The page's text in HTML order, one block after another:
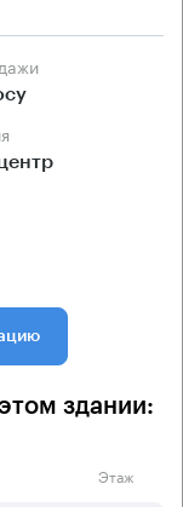
здании:
Этаж